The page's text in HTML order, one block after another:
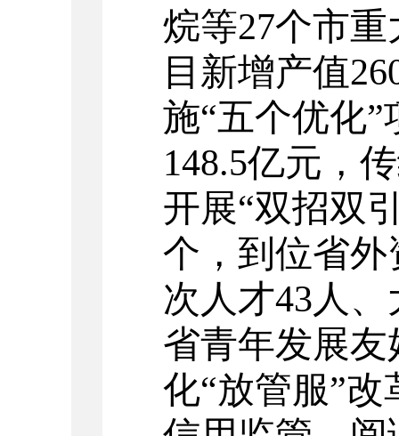
烷等27个市重
目新增产值
施“五个优化”
148.5亿元，
开展“双招双
个，到位省外
次人才43人
省青年发展
化“放管服”